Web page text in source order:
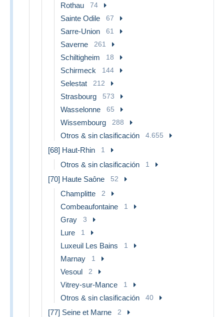
Rothau 74
Sainte Odile 67
Sarre-Union 61
Saverne 261
Schiltigheim 18
Schirmeck 144
Selestat 212
Strasbourg 573
Wasselonne 65
Wissembourg 288
Otros & sin clasificación 4.655
[68] Haut-Rhin 1
Otros & sin clasificación 1
[70] Haute Saône 52
Champlitte 2
Combeaufontaine 1
Gray 3
Lure 1
Luxeuil Les Bains 1
Marnay 1
Vesoul 2
Vitrey-sur-Mance 1
Otros & sin clasificación 40
[77] Seine et Marne 2